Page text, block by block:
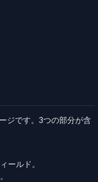
ジです。3つの部分が含
ールド。